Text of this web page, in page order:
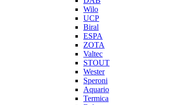
Wilo
UCP
Biral
ESPA
ZOTA
Valtec
STOUT
Wester
Speroni
Aquario
Termica